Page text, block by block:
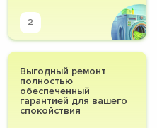
2
Выгодный ремонт
полностью
обеспеченный
гарантией для вашего
спокойствия